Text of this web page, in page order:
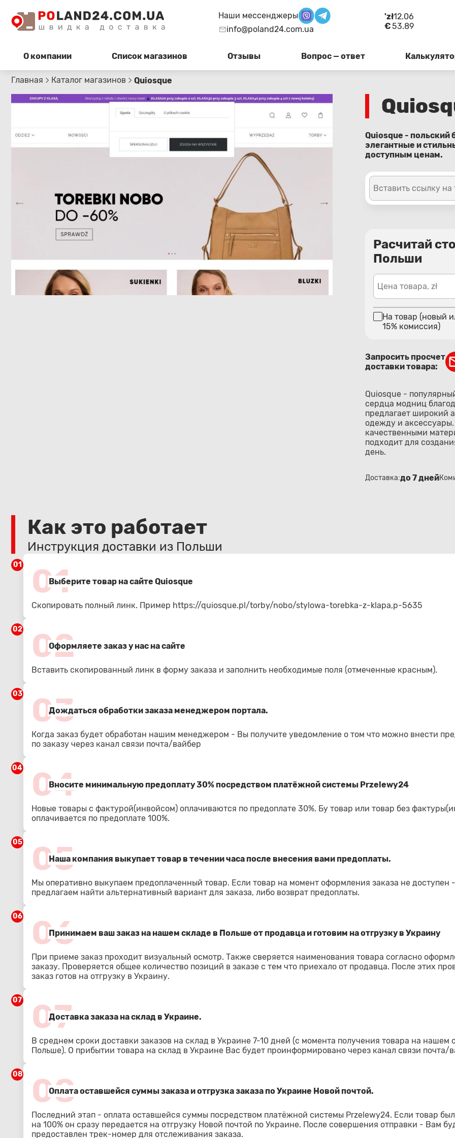
Наши мессенджеры
info@poland24.com.ua
'zł12.06
€53.89
О компании Список магазинов Отзывы Вопрос — ответ
Главная Каталог магазинов Quiosque
Quiosque -
элегантные и
доступным ценам.
Вставить ссылку на
Расчитай
Польши
Цена товара, zł
На товар (новый
15% комиссия)
Запросить просчет
доставки товара:
Quiosque -
сердца модниц
предлагает широкий
одежду и
качественными
подходит для
день.
Доставка:до 7 дней
Как это работает
Инструкция доставки из Польши
01 01
Выберите товар на сайте Quiosque
Скопировать полный линк. Пример https://quiosque.pl/torby/nobo/stylowa-torebka-z-klapa,p-5635
02 02
Оформляете заказ у нас на сайте
Вставить скопированный линк в форму заказа и заполнить необходимые поля (отмеченные красным).
03 03
Дождаться обработки заказа менеджером портала.
Когда заказ будет обработан нашим менеджером - Вы получите уведомление о том что можно внести
по заказу через канал связи почта/вайбер
04 04
Вносите минимальную предоплату 30% посредством платёжной системы Przelewy24
Новые товары с фактурой(инвойсом) оплачиваются по предоплате 30%. Бу товар или товар без
оплачивается по предоплате 100%.
05 05
Наша компания выкупает товар в течении часа после внесения вами предоплаты.
Мы оперативно выкупаем предоплаченный товар. Если товар на момент оформления заказа не доступен
предлагаем найти альтернативный вариант для заказа, либо возврат предоплаты.
06 06
Принимаем ваш заказ на нашем складе в Польше от продавца и готовим на отгрузку в Украину
При приеме заказ проходит визуальный осмотр. Также сверяется наименования товара согласно
заказу. Проверяется общее количество позиций в заказе с тем что приехало от продавца. После этих
заказ готов на отгрузку в Украину.
07 07
Доставка заказа на склад в Украине.
В среднем сроки доставки заказов на склад в Украине 7-10 дней (с момента получения товара на нашем
Польше). О прибытии товара на склад в Украине Вас будет проинформировано через канал связи почта/
08 08
Оплата оставшейся суммы заказа и отгрузка заказа по Украине Новой почтой.
Последний этап - оплата оставшейся суммы посредством платёжной системы Przelewy24. Если товар
на 100% он сразу передается на отгрузку Новой почтой по Украине. После совершения отправки - Вам
предоставлен трек-номер для отслеживания заказа.